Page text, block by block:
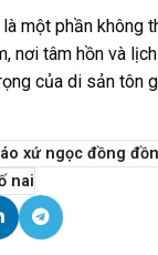
là một phần không
nơi tâm hồn và
của di sản tôn
xứ ngọc đồng
nai